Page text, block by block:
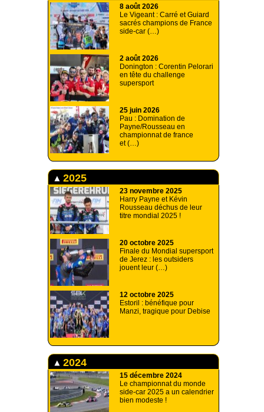
8 août 2026
Le Vigeant : Carré et Guiard
sacrés champions de France
side-car (…)
2 août 2026
Donington : Corentin Pelorari
en tête du challenge
supersport
25 juin 2026
Pau : Domination de
Payne/Rousseau en
championnat de france
et (…)
2025
23 novembre 2025
Harry Payne et Kévin
Rousseau déchus de leur
titre mondial 2025 !
20 octobre 2025
Finale du Mondial supersport
de Jerez : les outsiders
jouent leur (…)
12 octobre 2025
Estoril : bénéfique pour
Manzi, tragique pour Debise
2024
15 décembre 2024
Le championnat du monde
side-car 2025 a un calendrier
bien modeste !